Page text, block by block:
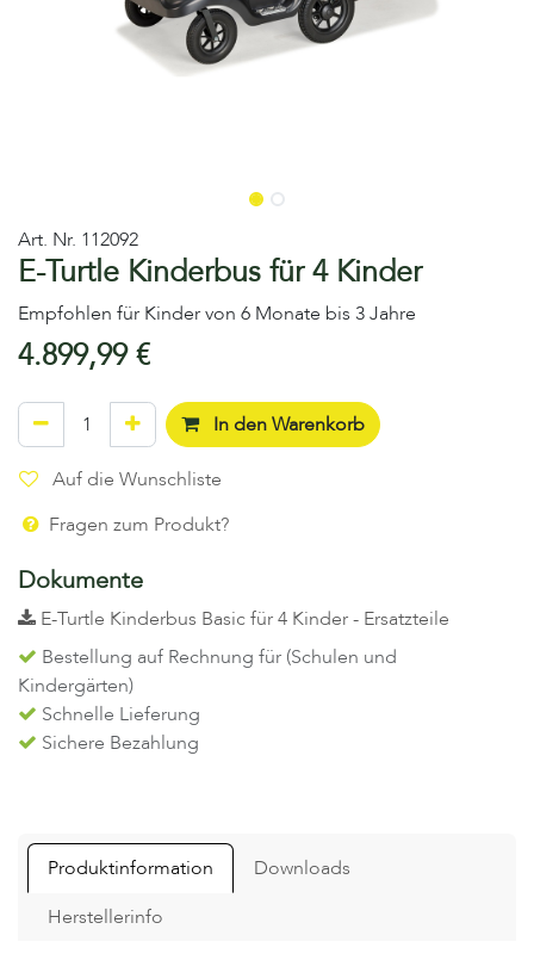
Art. Nr. 112092
E-Turtle Kinderbus für 4 Kinder
Empfohlen für Kinder von 6 Monate bis 3 Jahre
4.899,99€
In den Warenkorb
Auf die Wunschliste
Fragen zum Produkt?
Dokumente
E-Turtle Kinderbus Basic für 4 Kinder - Ersatzteile
Bestellung auf Rechnung für (Schulen und
Kindergärten)
Schnelle Lieferung
Sichere Bezahlung
Produktinformation
Downloads
Herstellerinfo